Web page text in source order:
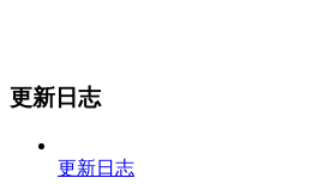
更新日志
更新日志